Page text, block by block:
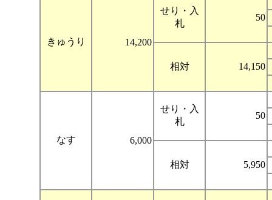
きゅうり 14,200
せり・入
札
50
相対 14,150
なす 6,000
せり・入
札
50
相対 5,950